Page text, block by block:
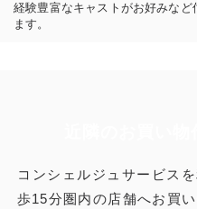
経験豊富なキャストがお好みなど
ます。
コンシェルジュサービス
歩15分圏内の店舗へお買